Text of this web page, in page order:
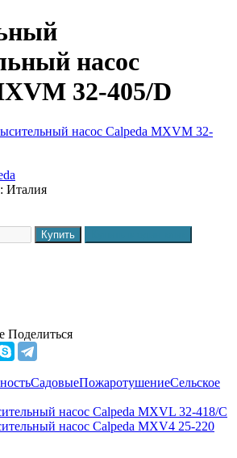
насос
32-405/D
Италия
Поделиться
СадовыеПожаротушениеСельское
насос Calpeda MXVL 32-418/C
насос Calpeda MXV4 25-220